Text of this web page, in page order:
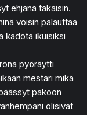
ehjänä takaisin.
voisin palauttaa
kadota ikuisiksi
pyöräytti
mestari mikä
pakoon
olisivat